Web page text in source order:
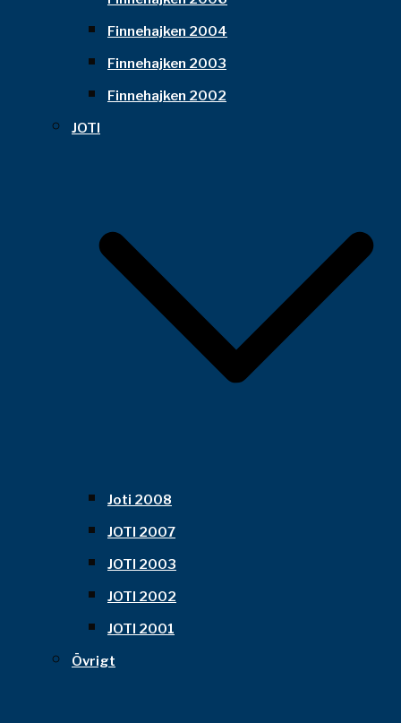
Finnehajken 2004
Finnehajken 2003
Finnehajken 2002
JOTI
Joti 2008
JOTI 2007
JOTI 2003
JOTI 2002
JOTI 2001
Övrigt